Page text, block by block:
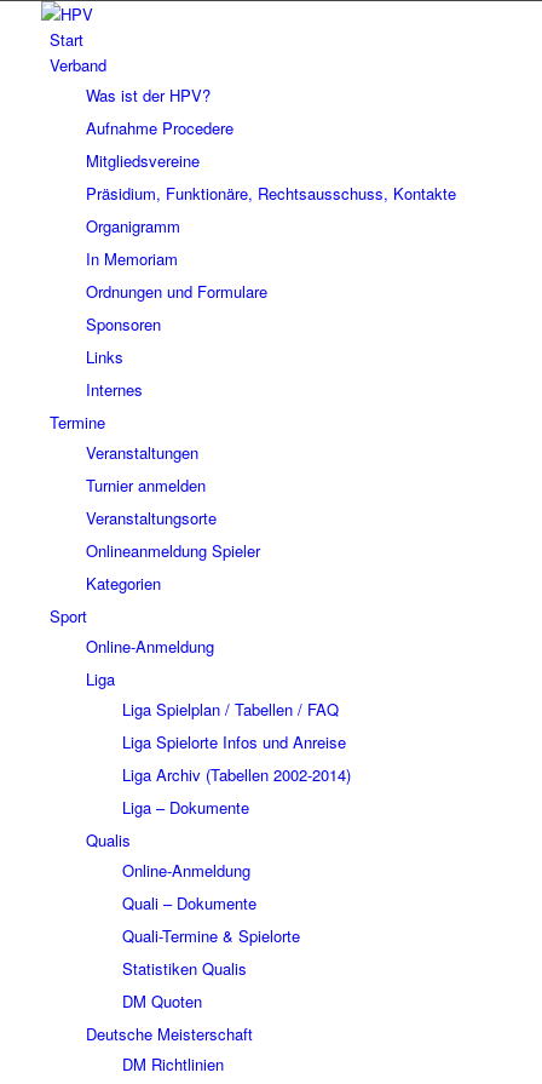
Start
Verband
Was ist der HPV?
Aufnahme Procedere
Mitgliedsvereine
Präsidium, Funktionäre, Rechtsausschuss, Kontakte
Organigramm
In Memoriam
Ordnungen und Formulare
Sponsoren
Links
Internes
Termine
Veranstaltungen
Turnier anmelden
Veranstaltungsorte
Onlineanmeldung Spieler
Kategorien
Sport
Online-Anmeldung
Liga
Liga Spielplan / Tabellen / FAQ
Liga Spielorte Infos und Anreise
Liga Archiv (Tabellen 2002-2014)
Liga – Dokumente
Qualis
Online-Anmeldung
Quali – Dokumente
Quali-Termine & Spielorte
Statistiken Qualis
DM Quoten
Deutsche Meisterschaft
DM Richtlinien